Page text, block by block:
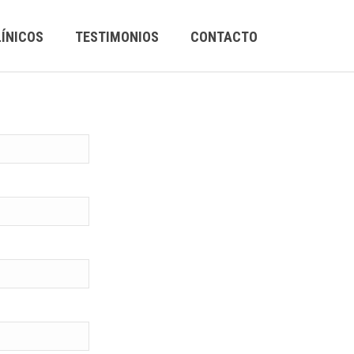
TESTIMONIOS CONTACTO